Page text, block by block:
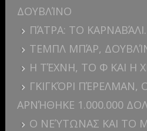
ΔΟΥΒΛΊΝΟ
ΠΆΤΡΑ: ΤΟ ΚΑΡΝΑΒΆΛΙ.
ΤΕΜΠΛ ΜΠΆΡ,
Η ΤΈΧΝΗ, ΤΟ Φ ΚΑΙ Η
ΓΚΙΓΚΌΡΙ
ΑΡΝΉΘΗΚΕ 1.000.000
Ο ΝΕΎΤΩΝΑΣ ΚΑΙ ΤΟ